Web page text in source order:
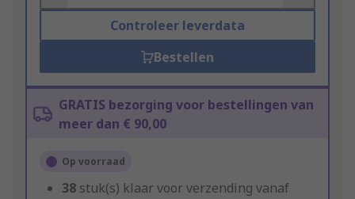
Controleer leverdata
Bestellen
GRATIS bezorging voor bestellingen van
meer dan € 90,00
Op voorraad
38 stuk(s) klaar voor verzending vanaf